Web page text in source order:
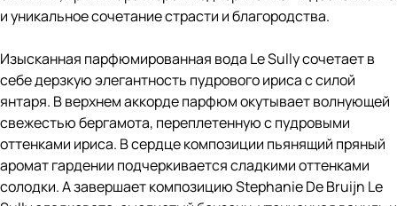
и уникальное сочетание страсти и благородства.
Изысканная парфюмированная вода Le Sully сочетает в
себе дерзкую элегантность пудрового ириса с силой
янтаря. В верхнем аккорде парфюм окутывает волнующей
свежестью бергамота, переплетенную с пудровыми
оттенками ириса. В сердце композиции пьянящий пряный
аромат гардении подчеркивается сладкими оттенками
солодки. А завершает композицию Stephanie De Bruijn Le